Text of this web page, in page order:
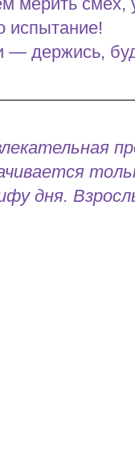
испытание!
— держись,
дня.